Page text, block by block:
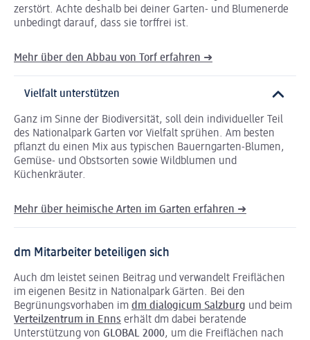
zerstört. Achte deshalb bei deiner Garten- und Blumenerde
unbedingt darauf, dass sie torffrei ist.
Mehr über den Abbau von Torf erfahren ➜
Vielfalt unterstützen
Ganz im Sinne der Biodiversität, soll dein individueller Teil
des Nationalpark Garten vor Vielfalt sprühen. Am besten
pflanzt du einen Mix aus typischen Bauerngarten-Blumen,
Gemüse- und Obstsorten sowie Wildblumen und
Küchenkräuter.
Mehr über heimische Arten im Garten erfahren ➜
dm Mitarbeiter beteiligen sich
Auch dm leistet seinen Beitrag und verwandelt Freiflächen
im eigenen Besitz in Nationalpark Gärten. Bei den
Begrünungsvorhaben im dm dialogicum Salzburg und beim
Verteilzentrum in Enns erhält dm dabei beratende
Unterstützung von GLOBAL 2000, um die Freiflächen nach